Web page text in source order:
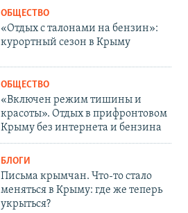
ОБЩЕСТВО
«Отдых с талонами на бензин»:
курортный сезон в Крыму
ОБЩЕСТВО
«Включен режим тишины и
красоты». Отдых в прифронтовом
Крыму без интернета и бензина
БЛОГИ
Письма крымчан. Что-то стало
меняться в Крыму: где же теперь
укрыться?